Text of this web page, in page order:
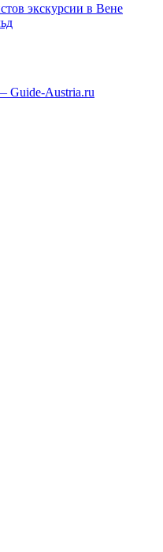
экскурсии в Вене
Guide-Austria.ru